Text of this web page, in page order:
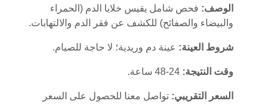
الوصف: فحص شامل يقيس خلايا الدم (الحمراء
والبيضاء والصفائح) للكشف عن فقر الدم والالتهابات.
شروط العينة: عينة دم وريدية؛ لا حاجة للصيام.
وقت النتيجة:
السعر التقريبي: تواصل معنا للحصول على السعر